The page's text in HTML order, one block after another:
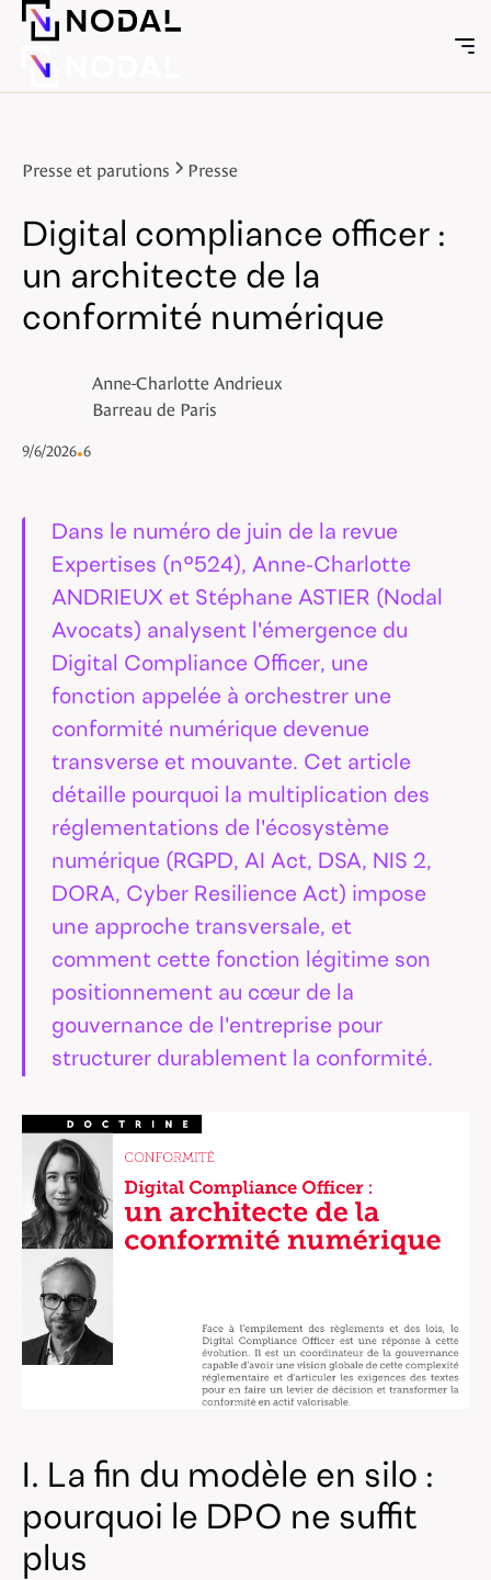
Presse et parutions Presse
Digital compliance officer :
un architecte de la
conformité numérique
Anne-Charlotte Andrieux
Barreau de Paris
9/6/2026•6
Dans le numéro de juin de la revue
Expertises (n°524), Anne-Charlotte
ANDRIEUX et Stéphane ASTIER (Nodal
Avocats) analysent l'émergence du
Digital Compliance Officer, une
fonction appelée à orchestrer une
conformité numérique devenue
transverse et mouvante. Cet article
détaille pourquoi la multiplication des
réglementations de l'écosystème
numérique (RGPD, AI Act, DSA, NIS 2,
DORA, Cyber Resilience Act) impose
une approche transversale, et
comment cette fonction légitime son
positionnement au cœur de la
gouvernance de l'entreprise pour
structurer durablement la conformité.
I. La fin du modèle en silo :
pourquoi le DPO ne suffit
plus